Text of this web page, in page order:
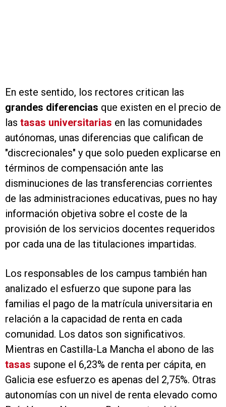
En este sentido, los rectores critican las
grandes diferencias que existen en el precio de
las tasas universitarias en las comunidades
autónomas, unas diferencias que califican de
"discrecionales" y que solo pueden explicarse en
términos de compensación ante las
disminuciones de las transferencias corrientes
de las administraciones educativas, pues no hay
información objetiva sobre el coste de la
provisión de los servicios docentes requeridos
por cada una de las titulaciones impartidas.
Los responsables de los campus también han
analizado el esfuerzo que supone para las
familias el pago de la matrícula universitaria en
relación a la capacidad de renta en cada
comunidad. Los datos son significativos.
Mientras en Castilla-La Mancha el abono de las
tasas supone el 6,23% de renta per cápita, en
Galicia ese esfuerzo es apenas del 2,75%. Otras
autonomías con un nivel de renta elevado como